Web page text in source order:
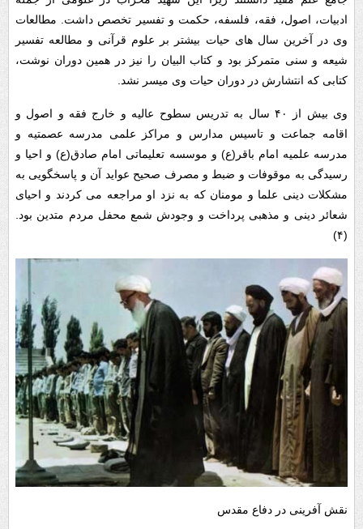
ادبیات، اصول، فقه، فلسفه، حکمت و تفسیر تخصص داشت. مطالعات
وی در آخرین سال های حیات بیشتر بر علوم قرآنی و مطالعه تفسیر
شیعه و سنی متمرکز بود و کتاب البیان را نیز در همین دوران نوشت،
کتابی که انتشارش در دوران حیات وی میسر نشد.
وی بیش از ۴۰ سال به تدریس سطوح عالیه و خارج فقه و اصول و
اقامه جماعت و تاسیس مدارس و مراکز علمی مدرسه عصمتیه و
مدرسه علمیه امام باقر(ع) و موسسه تعلیماتی امام صادق(ع) و احیا و
رسیدگی به موقوفات و ضبط و مصرف صحیح عواید آن و پاسخگویی به
مشکلات دینی علما و مومنان که به نزد او مراجعه می کردند و احیای
شعائر دینی و مذهبی پرداخت و وجودش شمع محفل مردم متدین بود.
(۴)
نقش آفرینی در دفاع مقدس